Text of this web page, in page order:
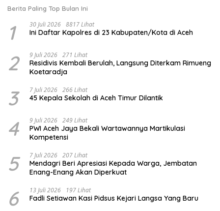
Berita Paling Top Bulan Ini
1 30 Juli 2026 8817 Lihat
Ini Daftar Kapolres di 23 Kabupaten/Kota di Aceh
2 9 Juli 2026 271 Lihat
Residivis Kembali Berulah, Langsung Diterkam Rimueng
Koetaradja
3 7 Juli 2026 266 Lihat
45 Kepala Sekolah di Aceh Timur Dilantik
4 9 Juli 2026 249 Lihat
PWI Aceh Jaya Bekali Wartawannya Martikulasi
Kompetensi
5 7 Juli 2026 207 Lihat
Mendagri Beri Apresiasi Kepada Warga, Jembatan
Enang-Enang Akan Diperkuat
6 13 Juli 2026 197 Lihat
Fadli Setiawan Kasi Pidsus Kejari Langsa Yang Baru